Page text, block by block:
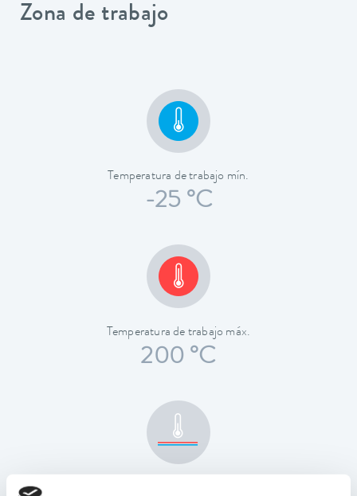
Zona de trabajo
Temperatura de trabajo mín.
-25 °C
Temperatura de trabajo máx.
200 °C